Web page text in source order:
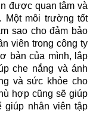
được quan tâm và
Một môi trường tốt
sao cho đảm bảo
viên trong công ty
bản của mình, lắp
che nắng và ánh
và sức khỏe cho
hợp cũng sẽ giúp
giúp nhân viên tập